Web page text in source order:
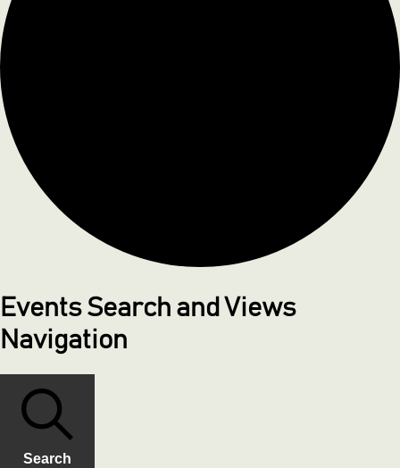
Events Search and Views
Navigation
Search